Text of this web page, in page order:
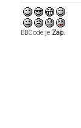
BBCode je Zap.